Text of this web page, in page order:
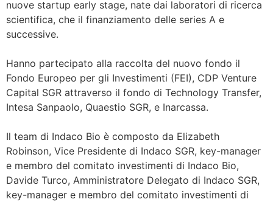
nuove startup early stage, nate dai laboratori di ricerca
scientifica, che il finanziamento delle series A e
successive.
Hanno partecipato alla raccolta del nuovo fondo il
Fondo Europeo per gli Investimenti (FEI), CDP Venture
Capital SGR attraverso il fondo di Technology Transfer,
Intesa Sanpaolo, Quaestio SGR, e Inarcassa.
Il team di Indaco Bio è composto da Elizabeth
Robinson, Vice Presidente di Indaco SGR, key-manager
e membro del comitato investimenti di Indaco Bio,
Davide Turco, Amministratore Delegato di Indaco SGR,
key-manager e membro del comitato investimenti di